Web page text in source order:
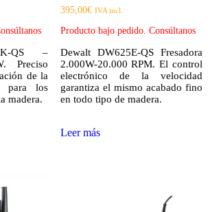
QS –
Preciso
de la
para los
madera.
395,00€ IVA incl.
Producto bajo pedido. Consúltanos
Dewalt DW625E-QS Fresadora
2.000W-20.000 RPM. El control
electrónico de la velocidad
garantiza el mismo acabado fino
en todo tipo de madera.
Leer más